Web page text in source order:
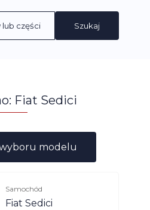
Szukaj
Fiat Sedici
modelu
Samochód
Fiat Sedici